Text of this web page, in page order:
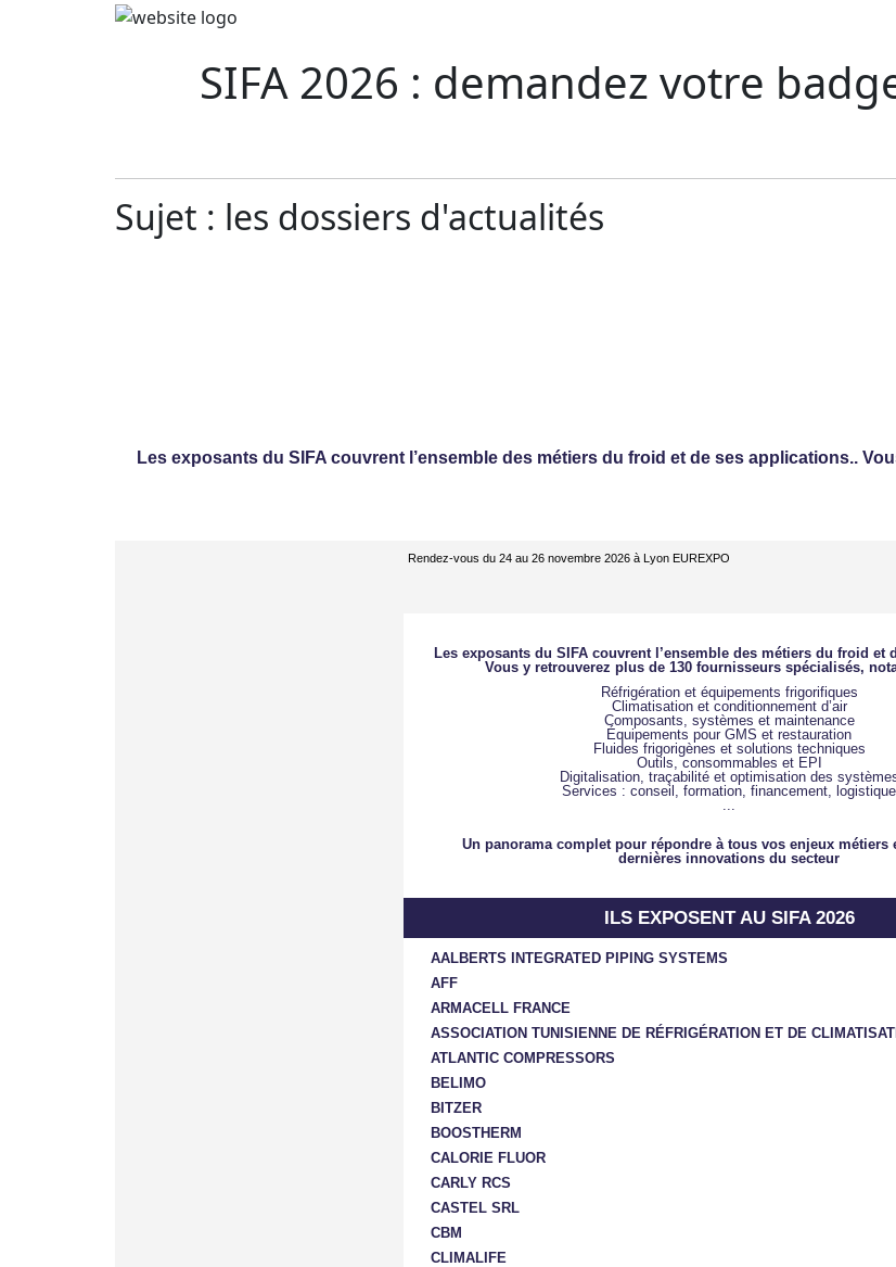
SIFA 2026 : demandez votre
Sujet : les dossiers d'actualités
Les exposants du SIFA couvrent l’ensemble des métiers du froid et de ses applications..
Rendez-vous du 24 au 26 novembre 2026 à Lyon EUREXPO
Les exposants du SIFA couvrent l’ensemble des métiers du froid et
Vous y retrouverez plus de 130 fournisseurs spécialisés,
Réfrigération et équipements frigorifiques
Climatisation et conditionnement d’air
Composants, systèmes et maintenance
Équipements pour GMS et restauration
Fluides frigorigènes et solutions techniques
Outils, consommables et EPI
Digitalisation, traçabilité et optimisation des
Services : conseil, formation, financement, logistique
...
Un panorama complet pour répondre à tous vos enjeux métiers
dernières innovations du secteur
ILS EXPOSENT AU SIFA 2026
AALBERTS INTEGRATED PIPING SYSTEMS
AFF
ARMACELL FRANCE
ASSOCIATION TUNISIENNE DE RÉFRIGÉRATION ET DE
ATLANTIC COMPRESSORS
BELIMO
BITZER
BOOSTHERM
CALORIE FLUOR
CARLY RCS
CASTEL SRL
CBM
CLIMALIFE